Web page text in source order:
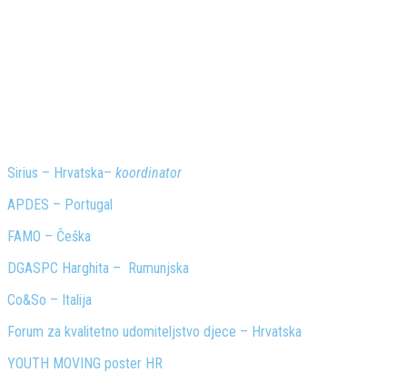
Sirius – Hrvatska– koordinator
APDES – Portugal
FAMO – Češka
DGASPC Harghita – Rumunjska
Co&So – Italija
Forum za kvalitetno udomiteljstvo djece – Hrvatska
YOUTH MOVING poster HR